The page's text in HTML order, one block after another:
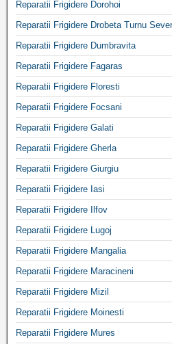
Reparatii Frigidere Dorohoi
Reparatii Frigidere Drobeta Turnu
Reparatii Frigidere Dumbravita
Reparatii Frigidere Fagaras
Reparatii Frigidere Floresti
Reparatii Frigidere Focsani
Reparatii Frigidere Galati
Reparatii Frigidere Gherla
Reparatii Frigidere Giurgiu
Reparatii Frigidere Iasi
Reparatii Frigidere Ilfov
Reparatii Frigidere Lugoj
Reparatii Frigidere Mangalia
Reparatii Frigidere Maracineni
Reparatii Frigidere Mizil
Reparatii Frigidere Moinesti
Reparatii Frigidere Mures